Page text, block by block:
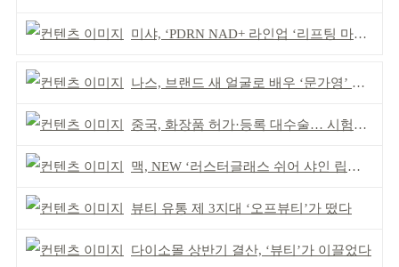
미샤, ‘PDRN NAD+ 라인업 ‘리프팅 마스크’ 출시
나스, 브랜드 새 얼굴로 배우 ‘문가영’ 발탁
중국, 화장품 허가·등록 대수술… 시험자료 공용 허용
맥, NEW ‘러스터글래스 쉬어 샤인 립스틱’ 출시
뷰티 유통 제 3지대 ‘오프뷰티’가 떴다
다이소몰 상반기 결산, ‘뷰티’가 이끌었다